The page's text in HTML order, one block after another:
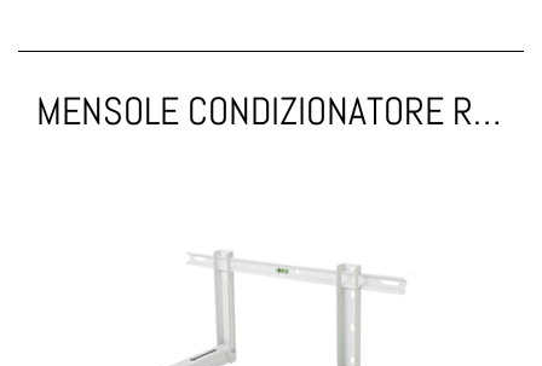
MENSOLE CONDIZIONATORE REGOLABILI 420-780 FISCHER